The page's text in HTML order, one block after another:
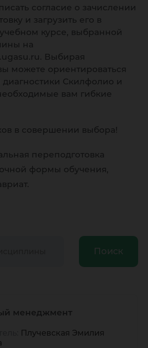
согласие о зачислении
и загрузить его в
курсе, выбранной
на
Выбирая
можете ориентироваться
диагностики Скилфолио и
вам гибкие
в совершении выбора!
переподготовка
формы обучения,
менеджмент
Плучевская Эмилия